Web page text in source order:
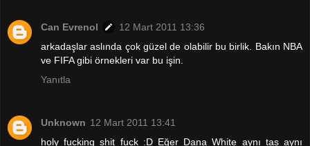
Can Evrenol
12 Mart 2011 13:36
arkadaşlar aslında çok güzel de olabilir bu birlik. Bakın NBA
ve FIFA gibi örnekleri var bu işin.
Yanıtla
Unknown 12 Mart 2011 13:41
holy fucking shit fuck :D Eğer Dana White aynı tas aynı